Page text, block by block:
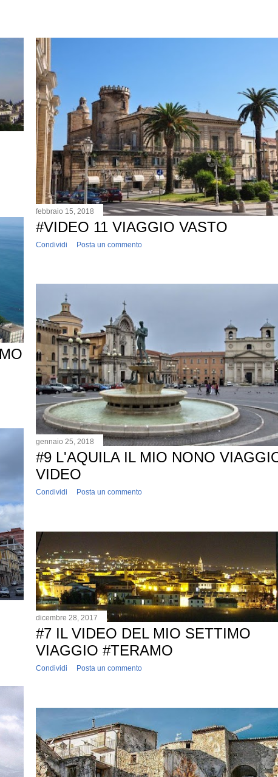
febbraio 15, 2018
#VIDEO 11 VIAGGIO VASTO
Condividi Posta un commento
gennaio 25, 2018
#9 L'AQUILA IL MIO NONO
VIDEO
Condividi Posta un commento
dicembre 28, 2017
#7 IL VIDEO DEL MIO SETTIMO
VIAGGIO #TERAMO
Condividi Posta un commento